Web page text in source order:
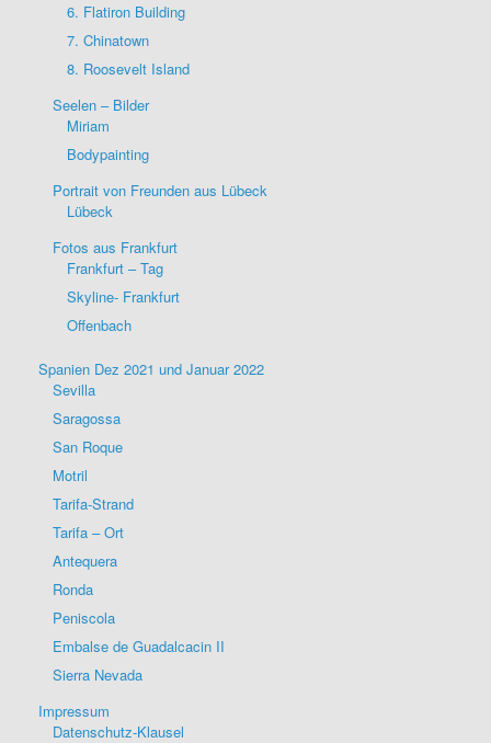
6. Flatiron Building
7. Chinatown
8. Roosevelt Island
Seelen – Bilder
Miriam
Bodypainting
Portrait von Freunden aus Lübeck
Lübeck
Fotos aus Frankfurt
Frankfurt – Tag
Skyline- Frankfurt
Offenbach
Spanien Dez 2021 und Januar 2022
Sevilla
Saragossa
San Roque
Motril
Tarifa-Strand
Tarifa – Ort
Antequera
Ronda
Peniscola
Embalse de Guadalcacin II
Sierra Nevada
Impressum
Datenschutz-Klausel